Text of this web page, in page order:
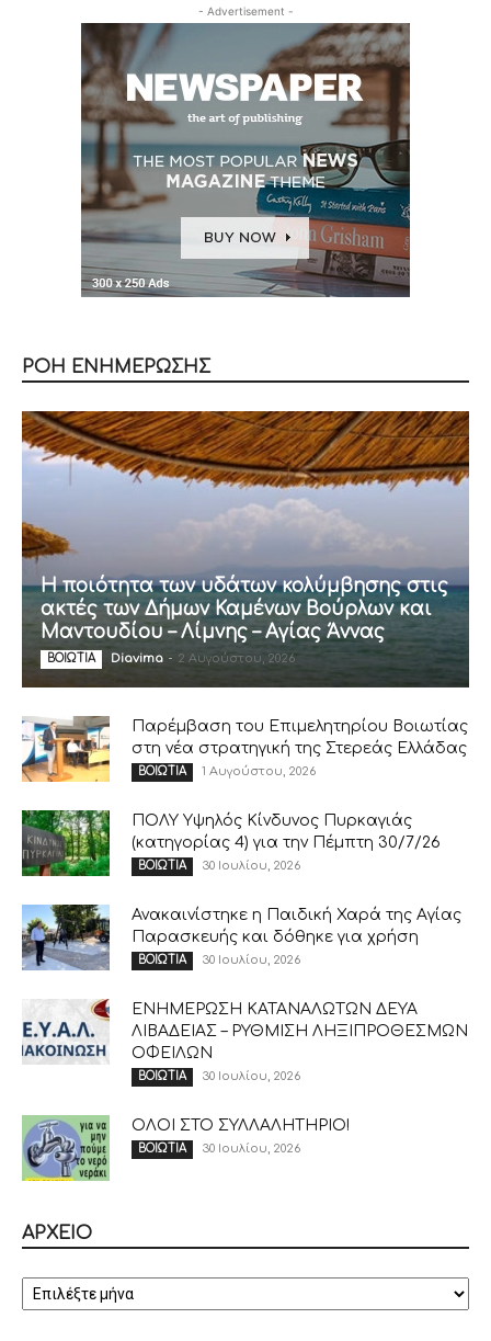
- Advertisement -
ΡΟΗ ΕΝΗΜΕΡΩΣΗΣ
Η ποιότητα των υδάτων κολύμβησης στις
ακτές των Δήμων Καμένων Βούρλων και
Μαντουδίου – Λίμνης – Αγίας Άννας
ΒΟΙΩΤΙΑ Diavima - 2 Αυγούστου, 2026
Παρέμβαση του Επιμελητηρίου Βοιωτίας
στη νέα στρατηγική της Στερεάς Ελλάδας
ΒΟΙΩΤΙΑ 1 Αυγούστου, 2026
ΠΟΛΥ Υψηλός Κίνδυνος Πυρκαγιάς
(κατηγορίας 4) για την Πέμπτη 30/7/26
ΒΟΙΩΤΙΑ 30 Ιουλίου, 2026
Ανακαινίστηκε η Παιδική Χαρά της Αγίας
Παρασκευής και δόθηκε για χρήση
ΒΟΙΩΤΙΑ 30 Ιουλίου, 2026
ΕΝΗΜΕΡΩΣΗ ΚΑΤΑΝΑΛΩΤΩΝ ΔΕΥΑ
ΛΙΒΑΔΕΙΑΣ – ΡΥΘΜΙΣΗ ΛΗΞΙΠΡΟΘΕΣΜΩΝ
ΟΦΕΙΛΩΝ
ΒΟΙΩΤΙΑ 30 Ιουλίου, 2026
ΟΛΟΙ ΣΤΟ ΣΥΛΛΑΛΗΤΗΡΙΟ!
ΒΟΙΩΤΙΑ 30 Ιουλίου, 2026
ΑΡΧΕΙΟ
ΑΡΧΕΙΟ